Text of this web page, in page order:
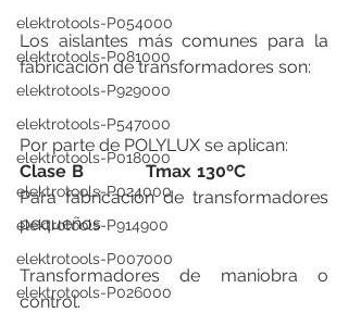
elektrotools-P054000
elektrotools-P081000
elektrotools-P929000
elektrotools-P547000
elektrotools-P018000
elektrotools-P024000
elektrotools-P914900
elektrotools-P007000
elektrotools-P026000
Los aislantes más comunes para la
fabricación de transformadores son:
Por parte de POLYLUX se aplican:
Clase B            Tmax 130ºC
Para fabricación de transformadores
pequeños
Transformadores de maniobra o
control.